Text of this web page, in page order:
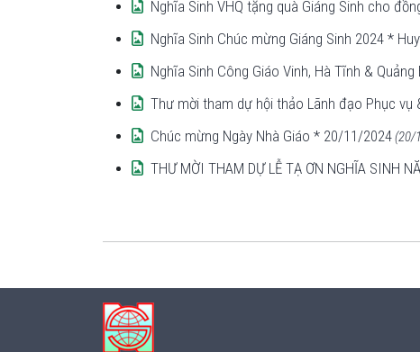
Nghĩa Sinh VHQ tặng quà Giáng Sinh cho
Nghĩa Sinh Chúc mừng Giáng Sinh 2024 *
Nghĩa Sinh Công Giáo Vinh, Hà Tĩnh &
Thư mời tham dự hội thảo Lãnh đạo Phục vụ
Chúc mừng Ngày Nhà Giáo * 20/11/2024(20/
THƯ MỜI THAM DỰ LỄ TẠ ƠN NGHĨA SINH